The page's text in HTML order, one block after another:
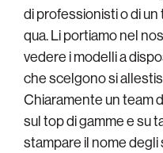
di professionisti o di
qua. Li portiamo nel
vedere i modelli a
che scelgono si
Chiaramente un team
sul top di gamme e su
stampare il nome